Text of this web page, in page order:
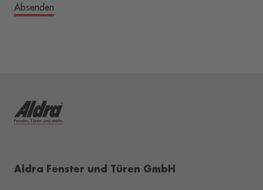
Absenden
Aldra Fenster und Türen GmbH